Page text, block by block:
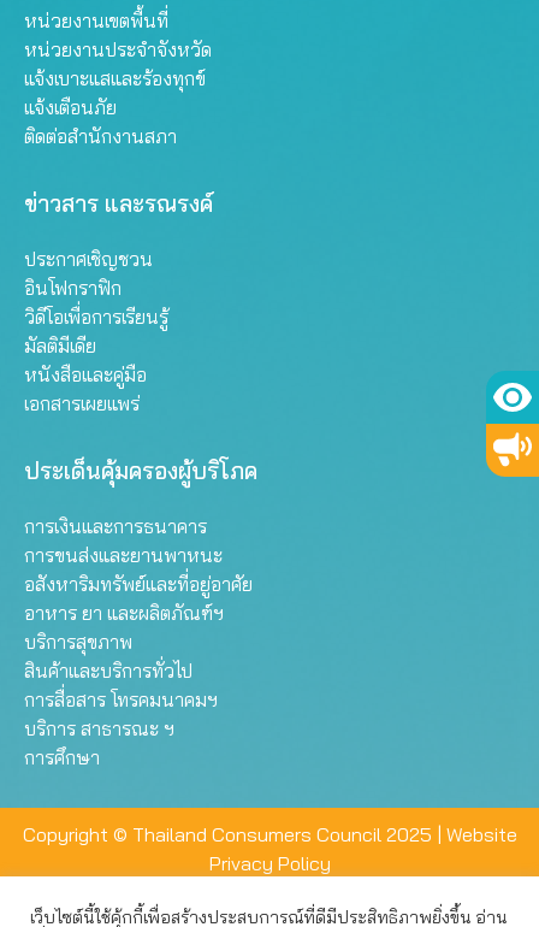
หน่วยงานเขตพื้นที่
หน่วยงานประจำจังหวัด
แจ้งเบาะแสและร้องทุกข์
แจ้งเตือนภัย
ติดต่อสำนักงานสภา
ข่าวสาร และรณรงค์
ประกาศเชิญชวน
อินโฟกราฟิก
วิดีโอเพื่อการเรียนรู้
มัลติมีเดีย
หนังสือและคู่มือ
เอกสารเผยแพร่
ประเด็นคุ้มครองผู้บริโภค
การเงินและการธนาคาร
การขนส่งและยานพาหนะ
อสังหาริมทรัพย์และที่อยู่อาศัย
อาหาร ยา และผลิตภัณฑ์ฯ
บริการสุขภาพ
สินค้าและบริการทั่วไป
การสื่อสาร โทรคมนาคมฯ
บริการ สาธารณะ ฯ
การศึกษา
Copyright © Thailand Consumers Council 2025 | Website
Privacy Policy
เว็บไซต์นี้ใช้คุ้กกี้เพื่อสร้างประสบการณ์ที่ดีมีประสิทธิภาพยิ่งขึ้น อ่าน